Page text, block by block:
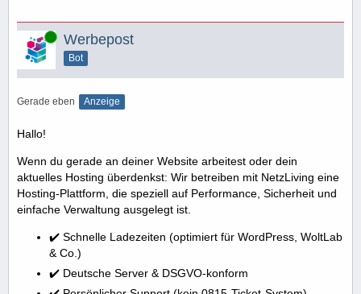
Online Werbepost
Bot
Gerade eben Anzeige
Hallo!
Wenn du gerade an deiner Website arbeitest oder dein
aktuelles Hosting überdenkst: Wir betreiben mit NetzLiving eine
Hosting-Plattform, die speziell auf Performance, Sicherheit und
einfache Verwaltung ausgelegt ist.
✔️ Schnelle Ladezeiten (optimiert für WordPress, WoltLab
& Co.)
✔️ Deutsche Server & DSGVO-konform